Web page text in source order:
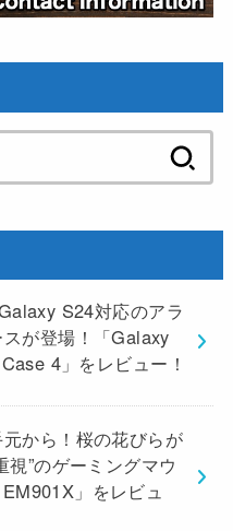
:
S24対応のアラ
スが登場！「Galaxy
4」をレビュー！
から！桜の花びらが
視”のゲーミングマウ
」をレビュ